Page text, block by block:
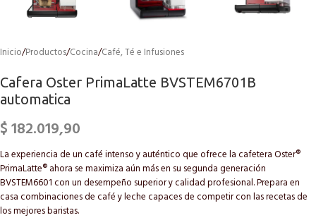
Inicio/Productos/Cocina/Café, Té e Infusiones
Cafera Oster PrimaLatte BVSTEM6701B
automatica
$182.019,90
La experiencia de un café intenso y auténtico que ofrece la cafetera Oster®
PrimaLatte® ahora se maximiza aún más en su segunda generación
BVSTEM6601 con un desempeño superior y calidad profesional. Prepara en
casa combinaciones de café y leche capaces de competir con las recetas de
los mejores baristas.